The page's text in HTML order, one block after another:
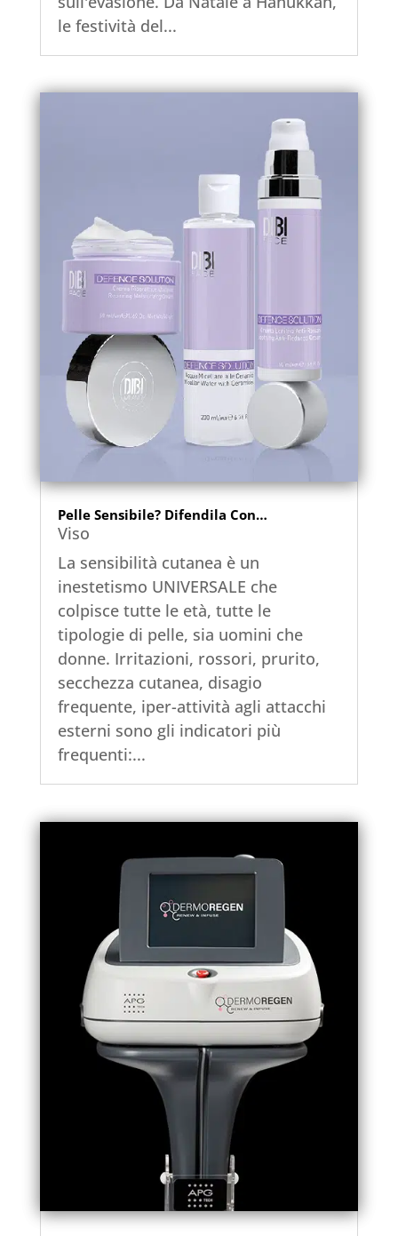
le festività del...
Pelle Sensibile? Difendila Con…
Viso
La sensibilità cutanea è un
inestetismo UNIVERSALE che
colpisce tutte le età, tutte le
tipologie di pelle, sia uomini che
donne. Irritazioni, rossori, prurito,
secchezza cutanea, disagio
frequente, iper-attività agli attacchi
esterni sono gli indicatori più
frequenti:...